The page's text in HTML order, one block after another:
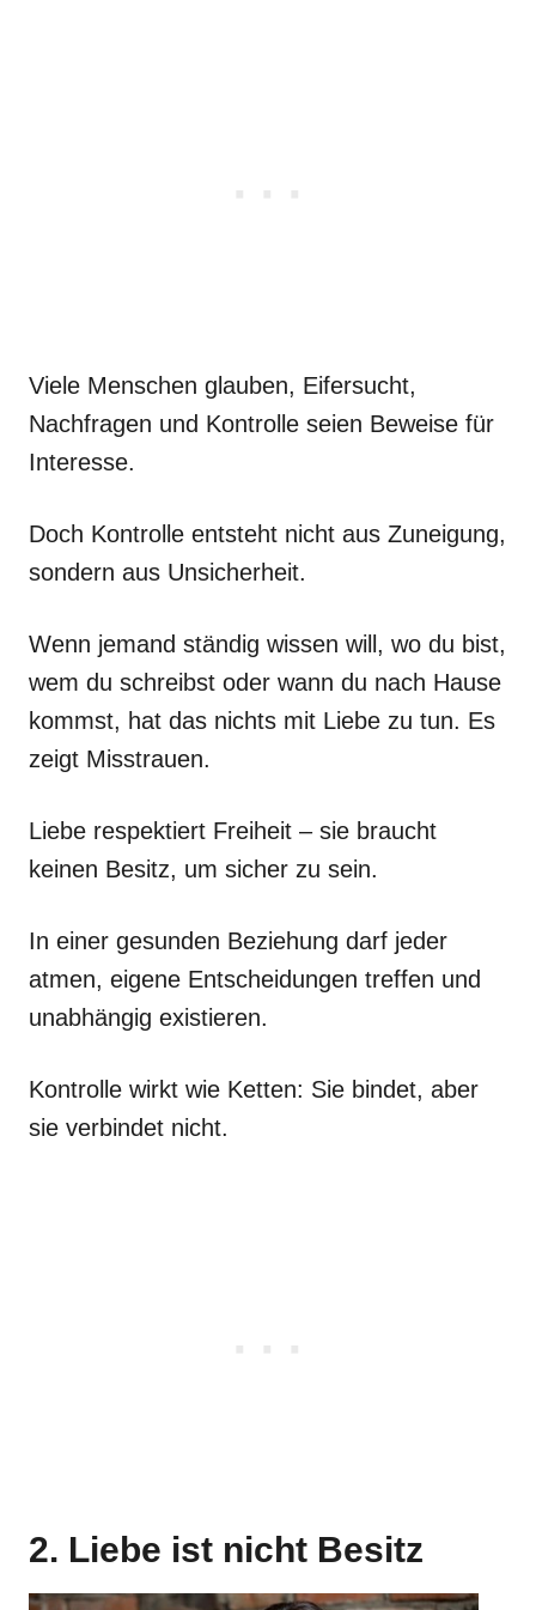
Viele Menschen glauben, Eifersucht,
Nachfragen und Kontrolle seien Beweise für
Interesse.
Doch Kontrolle entsteht nicht aus Zuneigung,
sondern aus Unsicherheit.
Wenn jemand ständig wissen will, wo du bist,
wem du schreibst oder wann du nach Hause
kommst, hat das nichts mit Liebe zu tun. Es
zeigt Misstrauen.
Liebe respektiert Freiheit – sie braucht
keinen Besitz, um sicher zu sein.
In einer gesunden Beziehung darf jeder
atmen, eigene Entscheidungen treffen und
unabhängig existieren.
Kontrolle wirkt wie Ketten: Sie bindet, aber
sie verbindet nicht.
2. Liebe ist nicht Besitz